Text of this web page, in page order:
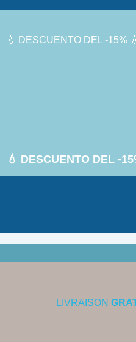
💧 DESCUENTO DEL -15%
💧 DESCUENTO DEL -
LIVRAISON